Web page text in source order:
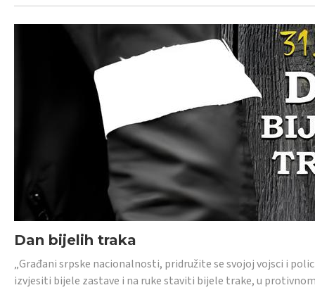
Dan bijelih traka
„Građani srpske nacionalnosti, pridružite se svojoj vojsci i
izvjesiti bijele zastave i na ruke staviti bijele trake, u